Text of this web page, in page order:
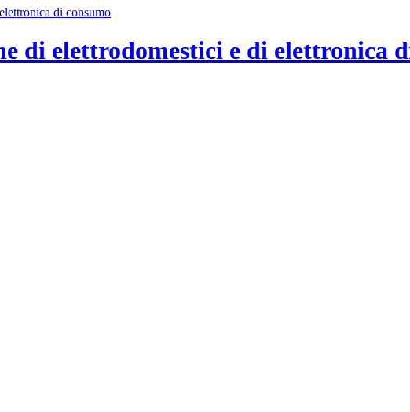
di elettrodomestici e di elettronica